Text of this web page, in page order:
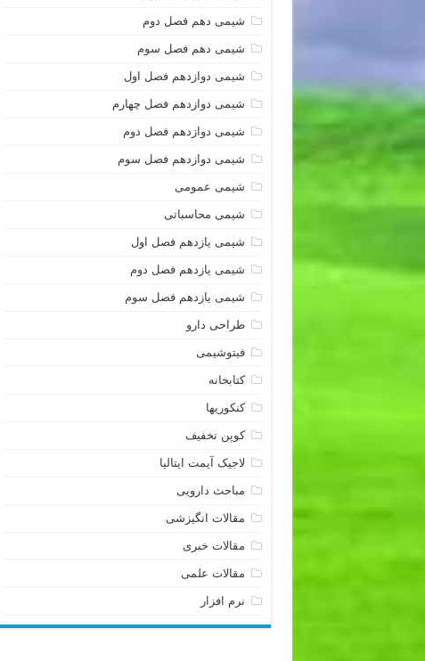
شیمی دهم فصل دوم
شیمی دهم فصل سوم
شیمی دوازدهم فصل اول
شیمی دوازدهم فصل چهارم
شیمی دوازدهم فصل دوم
شیمی دوازدهم فصل سوم
شیمی عمومی
شیمی محاسباتی
شیمی یازدهم فصل اول
شیمی یازدهم فصل دوم
شیمی یازدهم فصل سوم
طراحی دارو
فیتوشیمی
کتابخانه
کنکوریها
کوپن تخفیف
لاجیک آیمت ایتالیا
مباحث دارویی
مقالات انگیزشی
مقالات خبری
مقالات علمی
نرم افزار